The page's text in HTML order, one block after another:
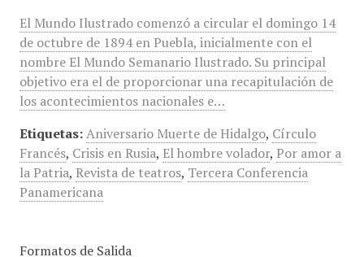
El Mundo Ilustrado comenzó a circular el domingo 14
de octubre de 1894 en Puebla, inicialmente con el
nombre El Mundo Semanario Ilustrado. Su principal
objetivo era el de proporcionar una recapitulación de
los acontecimientos nacionales e…
Etiquetas: Aniversario Muerte de Hidalgo, Círculo
Francés, Crisis en Rusia, El hombre volador, Por amor a
la Patria, Revista de teatros, Tercera Conferencia
Panamericana
Formatos de Salida